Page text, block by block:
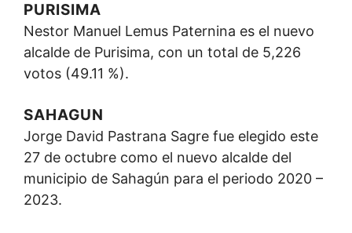
PURISIMA
Nestor Manuel Lemus Paternina es el nuevo
alcalde de Purisima, con un total de 5,226
votos (49.11 %).
SAHAGUN
Jorge David Pastrana Sagre fue elegido este
27 de octubre como el nuevo alcalde del
municipio de Sahagún para el periodo 2020 –
2023.